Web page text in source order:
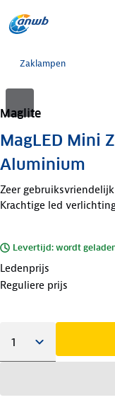
Zaklampen
Maglite
MagLED Mini
Aluminium
Zeer gebruiksvriendelijk
Krachtige led
Levertijd: wordt
Ledenprijs
Reguliere prijs